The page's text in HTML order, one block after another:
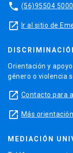
phone (56)95504 5000
launch Ir al sitio de
Orientación y
género o violencia
launch Contacto para
launch Más orientación
MEDIACIÓN